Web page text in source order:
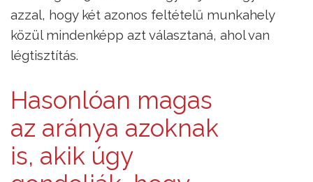
azzal, hogy két azonos feltételű munkahely
közül mindenképp azt választaná, ahol van
légtisztítás.
Hasonlóan magas
az aránya azoknak
is, akik úgy